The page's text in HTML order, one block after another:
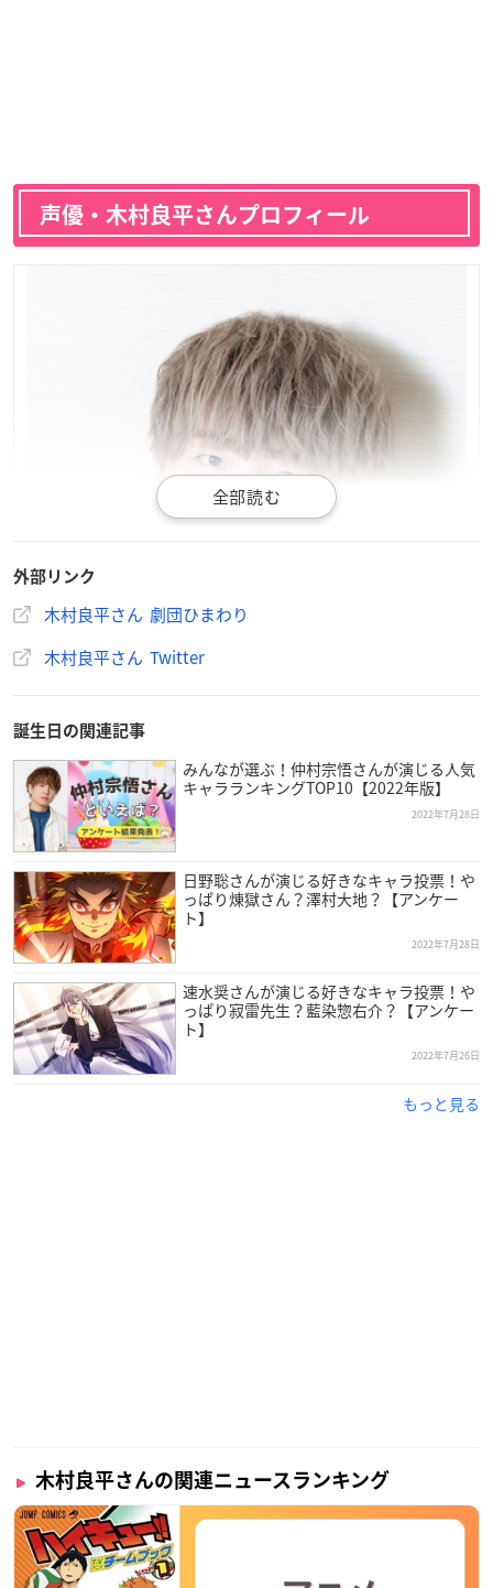
声優・木村良平さんプロフィール
木村さんは東京都出身で、現在劇団ひまわりに所属。今年で38
歳を迎えます。
3歳の時に劇団ひまわりに入団して以降、舞台や吹き替えのキ
ャリアを重ね、日本のアニメでは1997年にデビューしたとされ
外部リンク
木村良平さん 劇団ひまわり
木村良平さん Twitter
誕生日の関連記事
みんなが選ぶ！仲村宗悟さんが演じる人気
キャラランキングTOP10【2022年版】
2022年7月28日
日野聡さんが演じる好きなキャラ投票！や
っぱり煉󠄁獄さん？澤村大地？【アンケー
ト】
2022年7月28日
速水奨さんが演じる好きなキャラ投票！や
っぱり寂雷先生？藍染惣右介？【アンケー
ト】
2022年7月26日
もっと見る
木村良平さんの関連ニュースランキング